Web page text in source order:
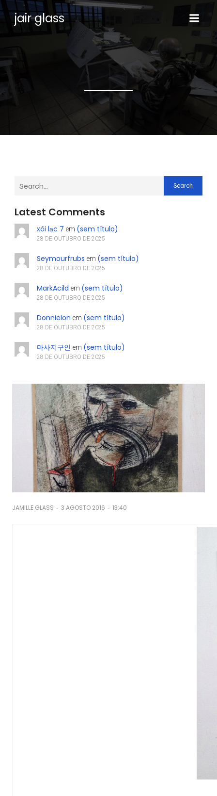
jair glass
Search
Latest Comments
xôi lạc 7 em (sem título)
28 DE OUTUBRO DE 2025
Seymourfrubs em (sem título)
28 DE OUTUBRO DE 2025
MarkAcild em (sem título)
28 DE OUTUBRO DE 2025
Donnielon em (sem título)
28 DE OUTUBRO DE 2025
마사지구인 em (sem título)
28 DE OUTUBRO DE 2025
JAMILLE GLASS - 3 AGOSTO 2016 - 13:40